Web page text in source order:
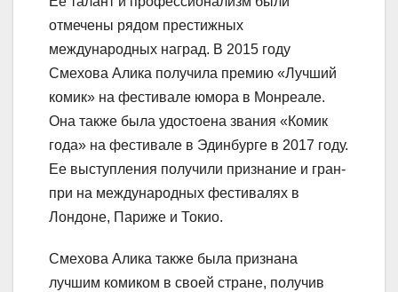
отмечены рядом престижных
международных наград. В 2015 году
Смехова Алика получила премию «Лучший
комик» на фестивале юмора в Монреале.
Она также была удостоена звания «Комик
года» на фестивале в Эдинбурге в 2017 году.
Ее выступления получили признание и гран-
при на международных фестивалях в
Лондоне, Париже и Токио.
Смехова Алика также была признана
лучшим комиком в своей стране, получив